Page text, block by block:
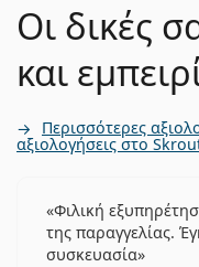
Οι δικές
και
Περισσότερες
αξιολογήσεις στο
Φιλική
της παραγγελίας.
συσκευασία